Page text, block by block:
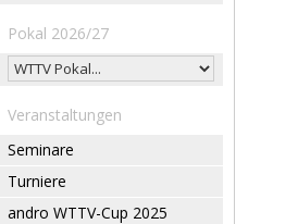
Pokal 2026/27
Veranstaltungen
Seminare
Turniere
andro WTTV-Cup 2025